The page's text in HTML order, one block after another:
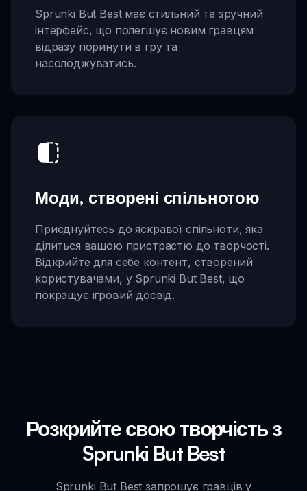
Sprunki But Best має стильний та зручний
інтерфейс, що полегшує новим гравцям
відразу поринути в гру та
насолоджуватись.
Моди, створені спільнотою
Приєднуйтесь до яскравої спільноти, яка
ділиться вашою пристрастю до творчості.
Відкрийте для себе контент, створений
користувачами, у Sprunki But Best, що
покращує ігровий досвід.
Розкрийте свою творчість з
Sprunki But Best
Sprunki But Best запрошує гравців у